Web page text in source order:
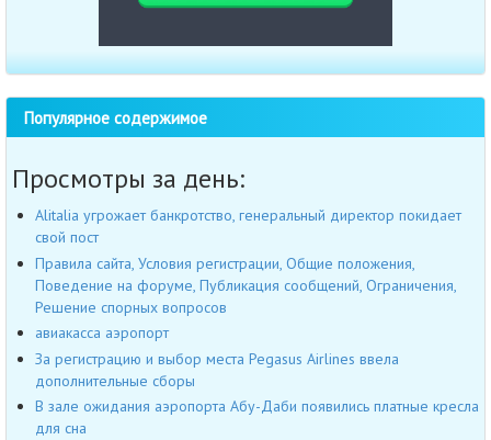
Популярное содержимое
Просмотры за день:
Alitalia угрожает банкротство, генеральный директор покидает
свой пост
Правила сайта, Условия регистрации, Общие положения,
Поведение на форуме, Публикация сообщений, Ограничения,
Решение спорных вопросов
авиакасса аэропорт
За регистрацию и выбор места Pegasus Airlines ввела
дополнительные сборы
В зале ожидания аэропорта Абу-Даби появились платные кресла
для сна